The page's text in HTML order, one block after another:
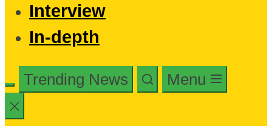
Interview
In-depth
Trending News Menu